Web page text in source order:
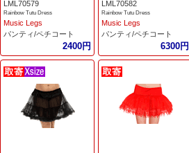
LML70579
Rainbow Tutu Dress
Music Legs
パンティ/ペチコート
2400円
LML70582
Rainbow Tutu Dress
Music Legs
パンティ/ペチコート
6300円